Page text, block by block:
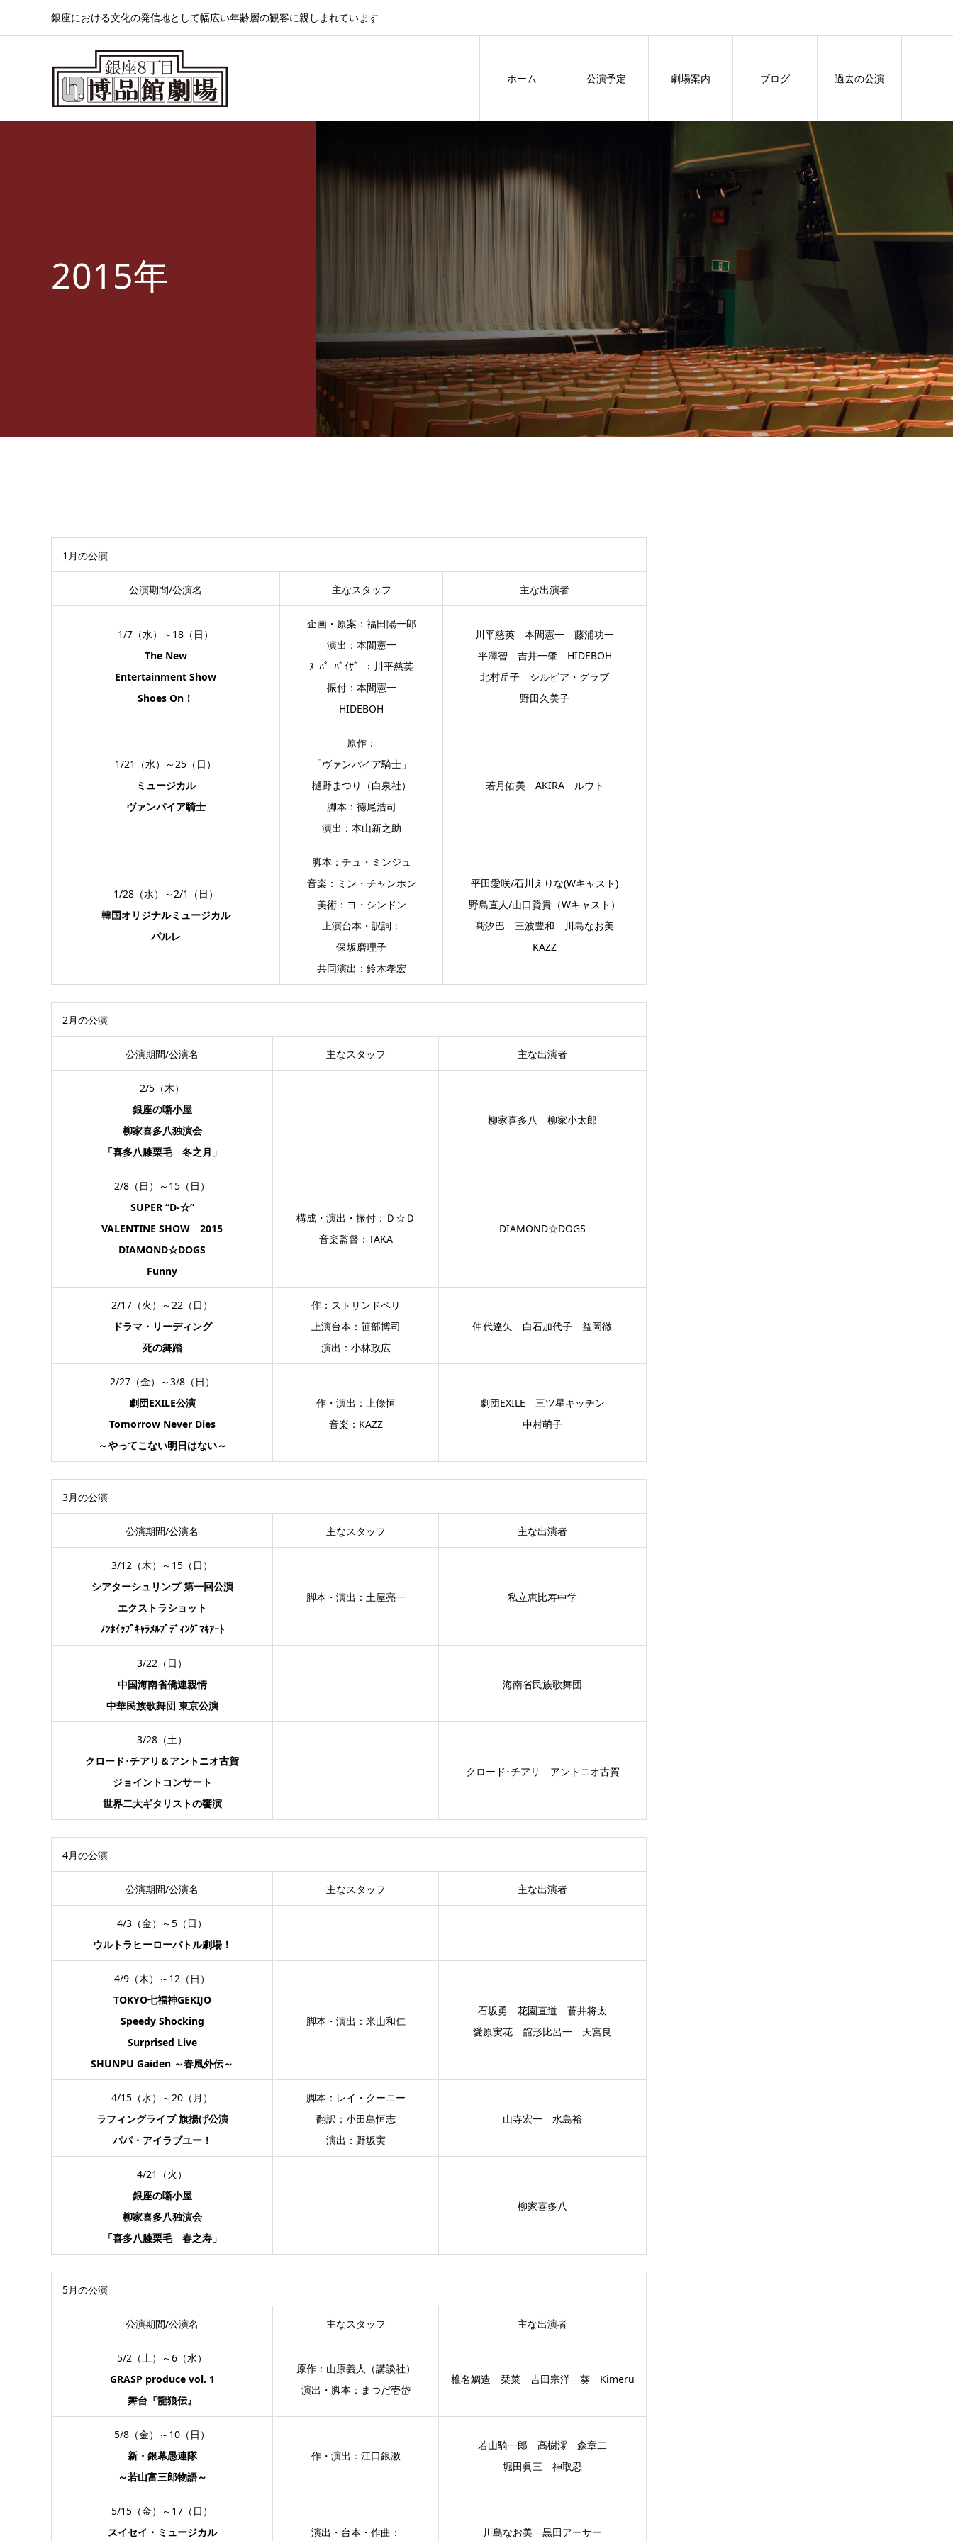
銀座における文化の発信地として幅広い年齢層の観客に親しまれています
ホーム 公演予定 劇場案内 ブログ 過去の公演
2015年
1月の公演
公演期間/公演名 主なスタッフ 主な出演者
1/7（水）～18（日）
The New
Entertainment Show
Shoes On！
企画・原案：福田陽一郎
演出：本間憲一
ｽｰﾊﾟｰﾊﾞｲｻﾞｰ：川平慈英
振付：本間憲一
HIDEBOH
川平慈英 本間憲一 藤浦功一
平澤智 吉井一肇 HIDEBOH
北村岳子 シルビア・グラブ
野田久美子
1/21（水）～25（日）
ミュージカル
ヴァンパイア騎士
原作：
「ヴァンパイア騎士」
樋野まつり（白泉社）
脚本：徳尾浩司
演出：本山新之助
若月佑美 AKIRA ルウト
1/28（水）～2/1（日）
韓国オリジナルミュージカル
パルレ
脚本：チュ・ミンジュ
音楽：ミン・チャンホン
美術：ヨ・シンドン
上演台本・訳詞：
保坂磨理子
共同演出：鈴木孝宏
平田愛咲/石川えりな(Wキャスト)
野島直人/山口賢貴（Wキャスト）
髙汐巴 三波豊和 川島なお美
KAZZ
2月の公演
公演期間/公演名 主なスタッフ 主な出演者
2/5（木）
銀座の噺小屋
柳家喜多八独演会
「喜多八膝栗毛 冬之月」
柳家喜多八 柳家小太郎
2/8（日）～15（日）
SUPER “D-☆”
VALENTINE SHOW 2015
DIAMOND☆DOGS
Funny
構成・演出・振付：Ｄ☆Ｄ
音楽監督：TAKA
DIAMOND☆DOGS
2/17（火）～22（日）
ドラマ・リーディング
死の舞踏
作：ストリンドベリ
上演台本：笹部博司
演出：小林政広
仲代達矢 白石加代子 益岡徹
2/27（金）～3/8（日）
劇団EXILE公演
Tomorrow Never Dies
～やってこない明日はない～
作・演出：上條恒
音楽：KAZZ
劇団EXILE 三ツ星キッチン
中村萌子
3月の公演
公演期間/公演名 主なスタッフ 主な出演者
3/12（木）～15（日）
シアターシュリンプ 第一回公演
エクストラショット
ﾉﾝﾎｲｯﾌﾟｷｬﾗﾒﾙﾌﾟﾃﾞｨﾝｸﾞﾏｷｱｰﾄ
脚本・演出：土屋亮一 私立恵比寿中学
3/22（日）
中国海南省僑連親情
中華民族歌舞団 東京公演
海南省民族歌舞団
3/28（土）
クロード･チアリ＆アントニオ古賀
ジョイントコンサート
世界二大ギタリストの饗演
クロード･チアリ アントニオ古賀
4月の公演
公演期間/公演名 主なスタッフ 主な出演者
4/3（金）～5（日）
ウルトラヒーローバトル劇場！
4/9（木）～12（日）
TOKYO七福神GEKIJO
Speedy Shocking
Surprised Live
SHUNPU Gaiden ～春風外伝～
脚本・演出：米山和仁
石坂勇 花園直道 蒼井将太
愛原実花 舘形比呂一 天宮良
4/15（水）～20（月）
ラフィングライブ 旗揚げ公演
パパ・アイラブユー！
脚本：レイ・クーニー
翻訳：小田島恒志
演出：野坂実
山寺宏一 水島裕
4/21（火）
銀座の噺小屋
柳家喜多八独演会
「喜多八膝栗毛 春之寿」
柳家喜多八
5月の公演
公演期間/公演名 主なスタッフ 主な出演者
5/2（土）～6（水）
GRASP produce vol. 1
舞台『龍狼伝』
原作：山原義人（講談社）
演出・脚本：まつだ壱岱
椎名鯛造 栞菜 吉田宗洋 葵 Kimeru
5/8（金）～10（日）
新・銀幕愚連隊
～若山富三郎物語～
作・演出：江口銀漱
若山騎一郎 高樹澪 森章二
堀田眞三 神取忍
5/15（金）～17（日）
スイセイ・ミュージカル
演出・台本・作曲： 川島なお美 黒田アーサー